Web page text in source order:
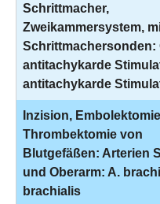
Schrittmacher,
Zweikammersystem,
Schrittmachersonden:
antitachykarde
antitachykarde
Inzision,
Thrombektomie von
Blutgefäßen: Arterien
und Oberarm: A.
brachialis